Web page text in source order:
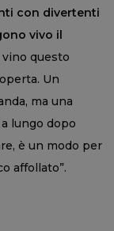
con divertenti
vivo il
questo
Un
ma una
lungo dopo
è un modo per
affollato”.